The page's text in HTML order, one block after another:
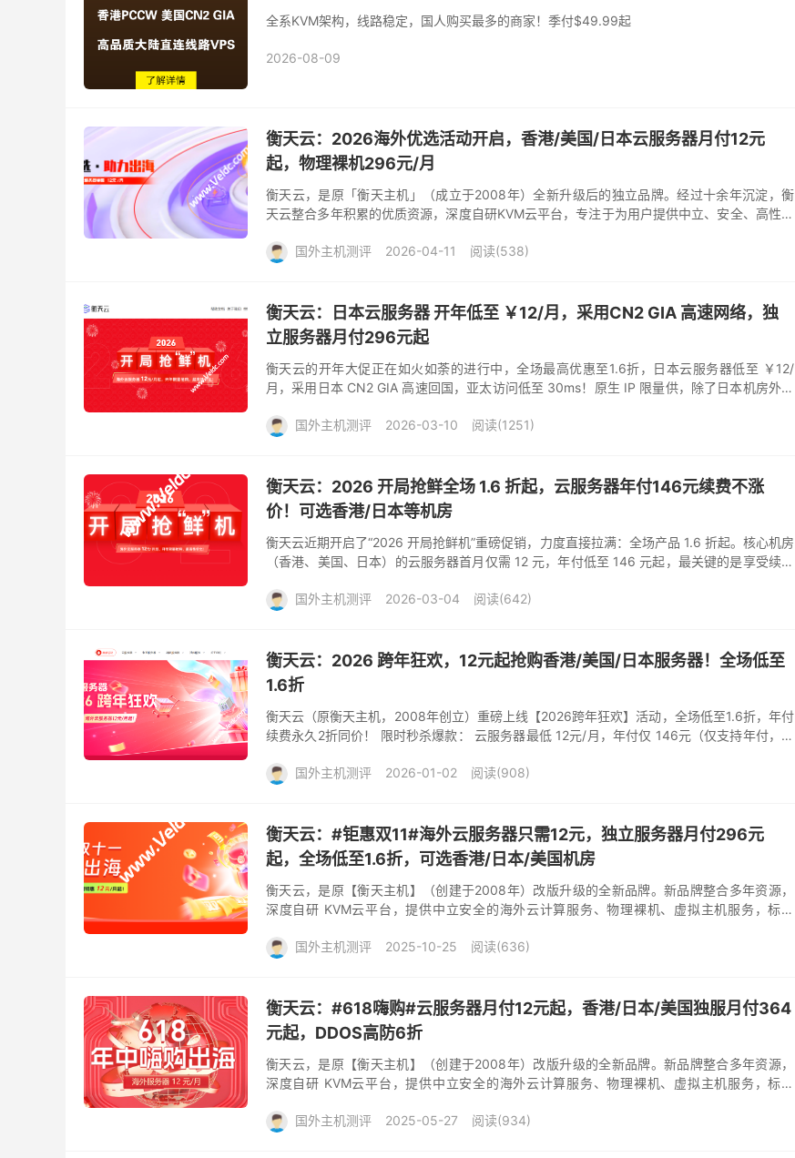
全系KVM架构，线路稳定，国人购买最多的商家！季付$49.99起
2026-08-09
衡天云：2026海外优选活动开启，香港/美国/日本云服务器月付12元
起，物理裸机296元/月
衡天云，是原「衡天主机」（成立于2008年）全新升级后的独立品牌。经过十余年沉淀，衡
天云整合多年积累的优质资源，深度自研KVM云平台，专注于为用户提供中立、安全、高性能
国外主机测评
2026-04-11 阅读(538)
衡天云：日本云服务器 开年低至 ￥12/月，采用CN2 GIA 高速网络，独
立服务器月付296元起
衡天云的开年大促正在如火如荼的进行中，全场最高优惠至1.6折，日本云服务器低至 ￥12/
月，采用日本 CN2 GIA 高速回国，亚太访问低至 30ms！原生 IP 限量供，除了日本机房外，
国外主机测评
2026-03-10 阅读(1251)
衡天云：2026 开局抢鲜全场 1.6 折起，云服务器年付146元续费不涨
价！可选香港/日本等机房
衡天云近期开启了“2026 开局抢鲜机”重磅促销，力度直接拉满：全场产品 1.6 折起。核心机房
（香港、美国、日本）的云服务器首月仅需 12 元，年付低至 146 元起，最关键的是享受续费
国外主机测评
2026-03-04 阅读(642)
衡天云：2026 跨年狂欢，12元起抢购香港/美国/日本服务器！全场低至
1.6折
衡天云（原衡天主机，2008年创立）重磅上线【2026跨年狂欢】活动，全场低至1.6折，年付
续费永久2折同价！ 限时秒杀爆款： 云服务器最低 12元/月，年付仅 146元（仅支持年付，续
国外主机测评
2026-01-02 阅读(908)
衡天云：#钜惠双11#海外云服务器只需12元，独立服务器月付296元
起，全场低至1.6折，可选香港/日本/美国机房
衡天云，是原【衡天主机】（创建于2008年）改版升级的全新品牌。新品牌整合多年资源，
深度自研 KVM云平台，提供中立安全的海外云计算服务、物理裸机、虚拟主机服务，标配
国外主机测评
2025-10-25 阅读(636)
衡天云：#618嗨购#云服务器月付12元起，香港/日本/美国独服月付364
元起，DDOS高防6折
衡天云，是原【衡天主机】（创建于2008年）改版升级的全新品牌。新品牌整合多年资源，
深度自研 KVM云平台，提供中立安全的海外云计算服务、物理裸机、虚拟主机服务，标配
国外主机测评
2025-05-27 阅读(934)